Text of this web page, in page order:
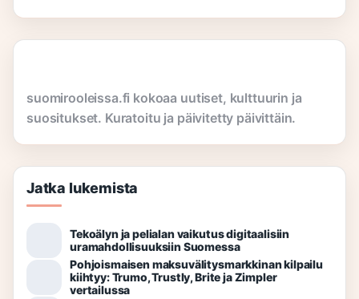
suomirooleissa.fi kokoaa uutiset, kulttuurin ja
suositukset. Kuratoitu ja päivitetty päivittäin.
Jatka lukemista
Tekoälyn ja pelialan vaikutus digitaalisiin
uramahdollisuuksiin Suomessa
Pohjoismaisen maksuvälitysmarkkinan kilpailu
kiihtyy: Trumo, Trustly, Brite ja Zimpler
vertailussa